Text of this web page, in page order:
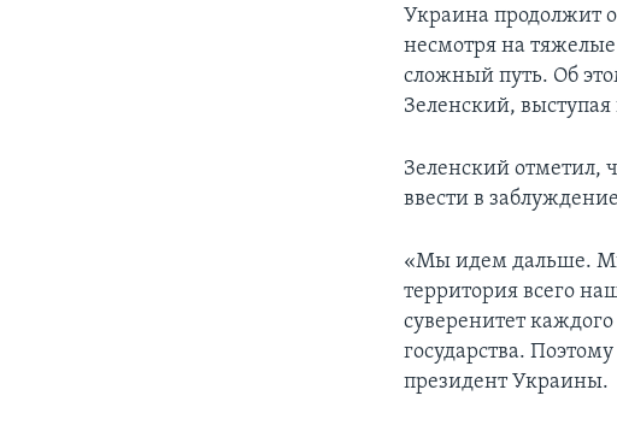
Украина продолжит
несмотря на
сложный путь. Об
Зеленский,
Зеленский отметил,
ввести в
«Мы идем дальше.
территория всего
суверенитет
государства.
президент Украины.